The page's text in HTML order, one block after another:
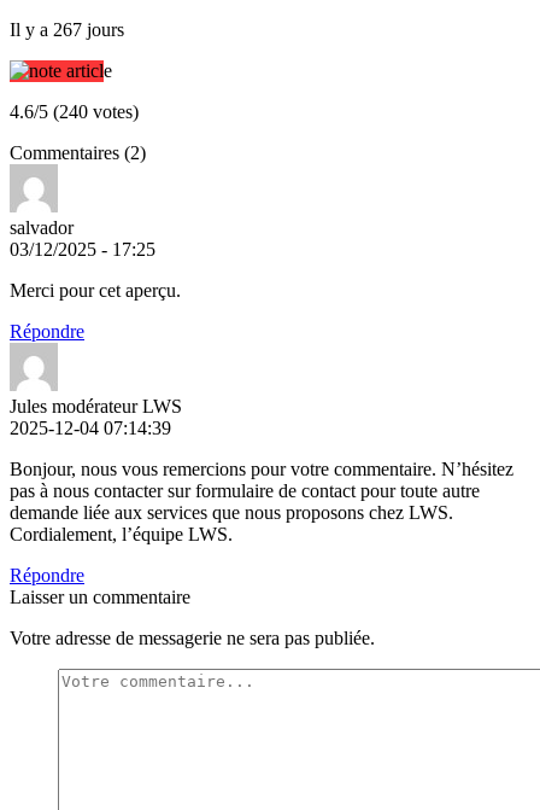
Il y a 267 jours
4.6/5 (240 votes)
Commentaires (2)
salvador
03/12/2025 - 17:25
Merci pour cet aperçu.
Répondre
Jules modérateur LWS
2025-12-04 07:14:39
Bonjour, nous vous remercions pour votre commentaire. N’hésitez
pas à nous contacter sur formulaire de contact pour toute autre
demande liée aux services que nous proposons chez LWS.
Cordialement, l’équipe LWS.
Répondre
Laisser un commentaire
Votre adresse de messagerie ne sera pas publiée.